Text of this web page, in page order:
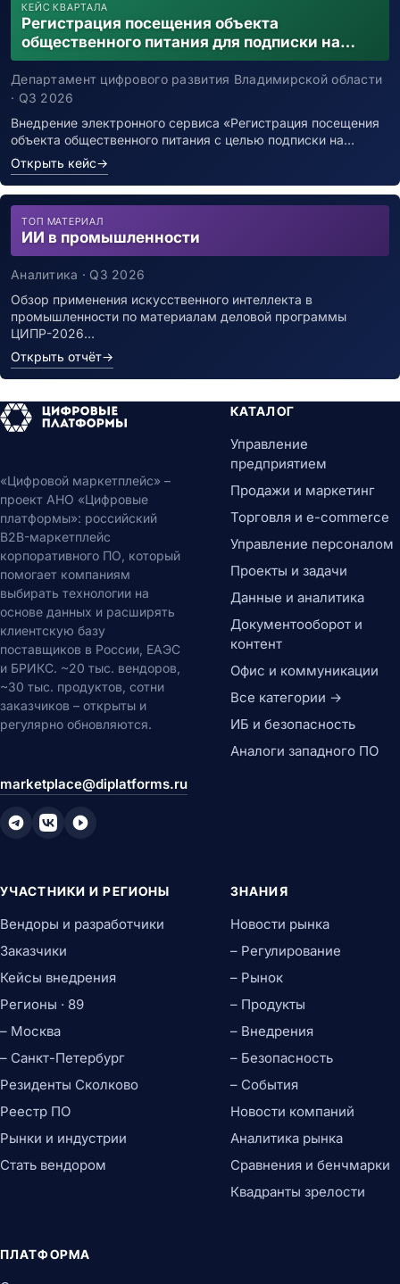
КЕЙС КВАРТАЛА
Регистрация посещения объекта
общественного питания для подписки на
уведомления о возможном контакте с
заболевшим новой коронавирусной
инфекцией
Департамент цифрового развития Владимирской области
· Q3 2026
Внедрение электронного сервиса «Регистрация посещения
объекта общественного питания с целью подписки на…
Открыть кейс→
ТОП МАТЕРИАЛ
ИИ в промышленности
Аналитика · Q3 2026
Обзор применения искусственного интеллекта в
промышленности по материалам деловой программы
ЦИПР-2026…
Открыть отчёт→
«Цифровой маркетплейс» –
проект АНО «Цифровые
платформы»: российский
B2B-маркетплейс
корпоративного ПО, который
помогает компаниям
выбирать технологии на
основе данных и расширять
клиентскую базу
поставщиков в России, ЕАЭС
и БРИКС. ~20 тыс. вендоров,
~30 тыс. продуктов, сотни
заказчиков – открыты и
регулярно обновляются.
marketplace@diplatforms.ru
КАТАЛОГ
Управление
предприятием
Продажи и маркетинг
Торговля и e-commerce
Управление персоналом
Проекты и задачи
Данные и аналитика
Документооборот и
контент
Офис и коммуникации
Все категории →
ИБ и безопасность
Аналоги западного ПО
УЧАСТНИКИ И РЕГИОНЫ
Вендоры и разработчики
Заказчики
Кейсы внедрения
Регионы · 89
– Москва
– Санкт-Петербург
Резиденты Сколково
Реестр ПО
Рынки и индустрии
Стать вендором
ЗНАНИЯ
Новости рынка
– Регулирование
– Рынок
– Продукты
– Внедрения
– Безопасность
– События
Новости компаний
Аналитика рынка
Сравнения и бенчмарки
Квадранты зрелости
ПЛАТФОРМА